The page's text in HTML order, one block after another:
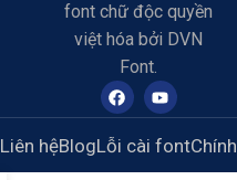
font chữ độc quyền
việt hóa bởi DVN
Font.
Liên hệBlogLỗi cài font